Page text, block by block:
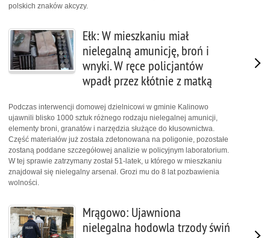
polskich znaków akcyzy.
Ełk: W mieszkaniu miał
nielegalną amunicję, broń i
wnyki. W ręce policjantów
wpadł przez kłótnie z matką
Podczas interwencji domowej dzielnicowi w gminie Kalinowo
ujawnili blisko 1000 sztuk różnego rodzaju nielegalnej amunicji,
elementy broni, granatów i narzędzia służące do kłusownictwa.
Część materiałów już została zdetonowana na poligonie, pozostałe
zostaną poddane szczegółowej analizie w policyjnym laboratorium.
W tej sprawie zatrzymany został 51-latek, u którego w mieszkaniu
znajdował się nielegalny arsenał. Grozi mu do 8 lat pozbawienia
wolności.
Mrągowo: Ujawniona
nielegalna hodowla trzody świń